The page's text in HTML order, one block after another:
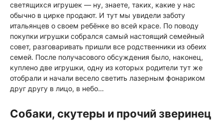
светящихся игрушек — ну, знаете, таких, какие у нас
обычно в цирке продают. И тут мы увидели заботу
итальянцев о своем ребёнке во всей красе. По поводу
покупки игрушки собрался самый настоящий семейный
совет, разговаривать пришли все родственники из обеих
семей. После получасового обсуждения было, наконец,
куплено две игрушки, одну из которых родители тут же
отобрали и начали весело светить лазерным фонариком
друг другу в лицо, в небо…
Собаки, скутеры и прочий зверинец